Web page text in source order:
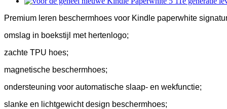
Premium leren beschermhoes voor Kindle paperwhite
omslag in boekstijl met hertenlogo;
zachte TPU hoes;
magnetische beschermhoes;
ondersteuning voor automatische slaap- en wekfunctie;
slanke en lichtgewicht design beschermhoes;